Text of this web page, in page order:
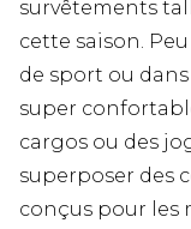
survêtements
cette saison.
de sport ou
super
cargos ou des
superposer des
conçus pour les